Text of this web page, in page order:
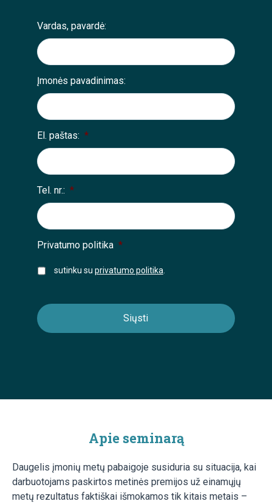
Vardas, pavardė:
Įmonės pavadinimas:
El. paštas: *
Tel. nr.: *
Privatumo politika *
sutinku su privatumo politika
Apie seminarą
Daugelis įmonių metų pabaigoje susiduria su situacija, kai
darbuotojams paskirtos metinės premijos už einamųjų
metų rezultatus faktiškai išmokamos tik kitais metais –